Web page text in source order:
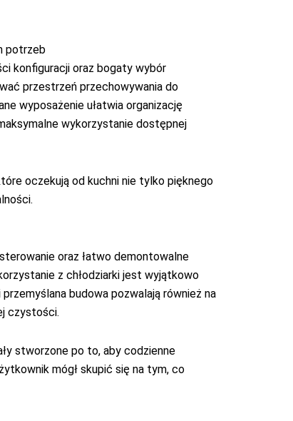
potrzeb
konfiguracji oraz bogaty wybór
przestrzeń przechowywania do
wyposażenie ułatwia organizację
wykorzystanie dostępnej
oczekują od kuchni nie tylko pięknego
oraz łatwo demontowalne
z chłodziarki jest wyjątkowo
budowa pozwalają również na
czystości.
stworzone po to, aby codzienne
mógł skupić się na tym, co